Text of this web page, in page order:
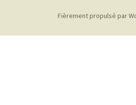
Fièrement propulsé par